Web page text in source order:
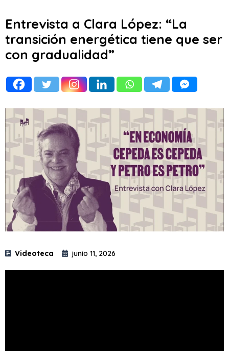
Entrevista a Clara López: “La
transición energética tiene que ser
con gradualidad”
Videoteca junio 11, 2026